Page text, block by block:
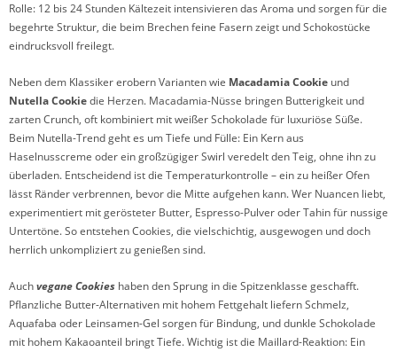
Rolle: 12 bis 24 Stunden Kältezeit intensivieren das Aroma und sorgen für die
begehrte Struktur, die beim Brechen feine Fasern zeigt und Schokostücke
eindrucksvoll freilegt.
Neben dem Klassiker erobern Varianten wie Macadamia Cookie und
Nutella Cookiedie Herzen. Macadamia-Nüsse bringen Butterigkeit und
zarten Crunch, oft kombiniert mit weißer Schokolade für luxuriöse Süße.
Beim Nutella-Trend geht es um Tiefe und Fülle: Ein Kern aus
Haselnusscreme oder ein großzügiger Swirl veredelt den Teig, ohne ihn zu
überladen. Entscheidend ist die Temperaturkontrolle – ein zu heißer Ofen
lässt Ränder verbrennen, bevor die Mitte aufgehen kann. Wer Nuancen liebt,
experimentiert mit gerösteter Butter, Espresso-Pulver oder Tahin für nussige
Untertöne. So entstehen Cookies, die vielschichtig, ausgewogen und doch
herrlich unkompliziert zu genießen sind.
Auchvegane Cookies haben den Sprung in die Spitzenklasse geschafft.
Pflanzliche Butter-Alternativen mit hohem Fettgehalt liefern Schmelz,
Aquafaba oder Leinsamen-Gel sorgen für Bindung, und dunkle Schokolade
mit hohem Kakaoanteil bringt Tiefe. Wichtig ist die Maillard-Reaktion: Ein